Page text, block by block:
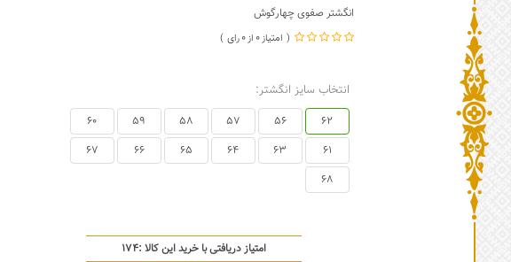
انگشتر صفوی چهارگوش
0
0
انتخاب سایز انگشتر:
62
56
57
58
59
60
61
63
64
65
66
67
68
امتیاز دریافتی با خرید این کالا :174